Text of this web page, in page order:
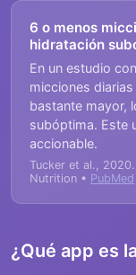
6 o menos
hidratación
En un estudio
micciones
bastante mayor,
subóptima. Este
accionable.
Tucker et al.,
Nutrition • PubMed
¿Qué app es